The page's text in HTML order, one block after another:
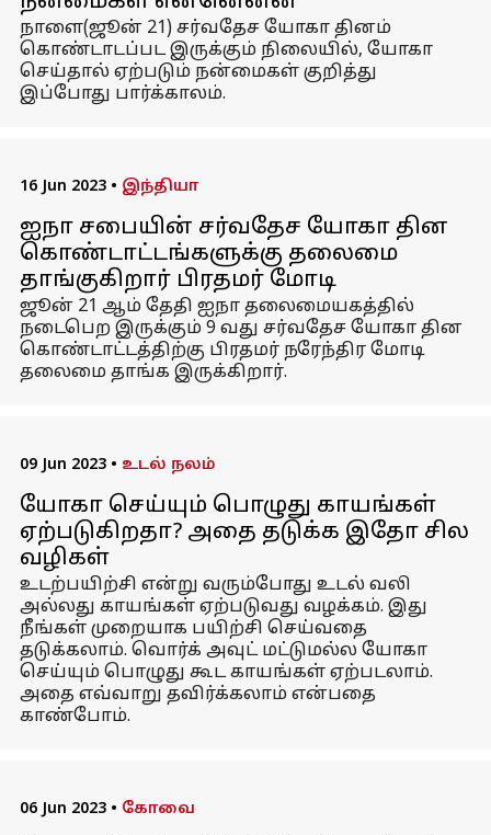
நாளை(ஜூன் 21) சர்வதேச யோகா தினம்
கொண்டாடப்பட இருக்கும் நிலையில், யோகா
செய்தால் ஏற்படும் நன்மைகள் குறித்து
இப்போது பார்க்காலம்.
16 Jun 2023 • இந்தியா
ஐநா சபையின் சர்வதேச யோகா தின
கொண்டாட்டங்களுக்கு தலைமை
தாங்குகிறார் பிரதமர் மோடி
ஜூன் 21 ஆம் தேதி ஐநா தலைமையகத்தில்
நடைபெற இருக்கும் 9 வது சர்வதேச யோகா தின
கொண்டாட்டத்திற்கு பிரதமர் நரேந்திர மோடி
தலைமை தாங்க இருக்கிறார்.
09 Jun 2023 • உடல் நலம்
யோகா செய்யும் பொழுது காயங்கள்
ஏற்படுகிறதா? அதை தடுக்க இதோ சில
வழிகள்
உடற்பயிற்சி என்று வரும்போது உடல் வலி
அல்லது காயங்கள் ஏற்படுவது வழக்கம். இது
நீங்கள் முறையாக பயிற்சி செய்வதை
தடுக்கலாம். வொர்க் அவுட் மட்டுமல்ல யோகா
செய்யும் பொழுது கூட காயங்கள் ஏற்படலாம்.
அதை எவ்வாறு தவிர்க்கலாம் என்பதை
காண்போம்.
06 Jun 2023 • கோவை